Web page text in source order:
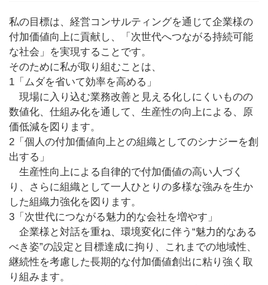
私の目標は、経営コンサルティングを通じて企業様の
付加価値向上に貢献し、「次世代へつながる持続可能
な社会」を実現することです。
そのために私が取り組むことは、
1「ムダを省いて効率を高める」
現場に入り込む業務改善と見える化しにくいものの
数値化、仕組み化を通して、生産性の向上による、原
価低減を図ります。
2「個人の付加価値向上との組織としてのシナジーを創
出する」
生産性向上による自律的で付加価値の高い人づく
り、さらに組織として一人ひとりの多様な強みを生か
した組織力強化を図ります。
3「次世代につながる魅力的な会社を増やす」
企業様と対話を重ね、環境変化に伴う“魅力的なある
べき姿”の設定と目標達成に拘り、これまでの地域性、
継続性を考慮した長期的な付加価値創出に粘り強く取
り組みます。